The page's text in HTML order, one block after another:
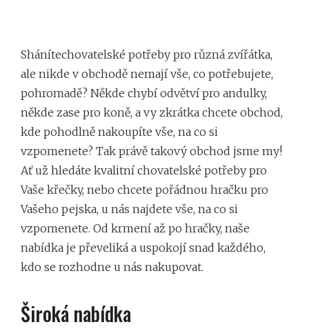
Shánítechovatelské potřeby pro různá zvířátka,
ale nikde v obchodě nemají vše, co potřebujete,
pohromadě? Někde chybí odvětví pro andulky,
někde zase pro koně, a vy zkrátka chcete obchod,
kde pohodlně nakoupíte vše, na co si
vzpomenete? Tak právě takový obchod jsme my!
Ať už hledáte kvalitní chovatelské potřeby pro
Vaše křečky, nebo chcete pořádnou hračku pro
Vašeho pejska, u nás najdete vše, na co si
vzpomenete. Od krmení až po hračky, naše
nabídka je převeliká a uspokojí snad každého,
kdo se rozhodne u nás nakupovat.
Široká nabídka